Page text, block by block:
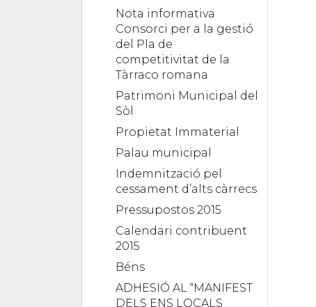
Nota informativa
Consorci per a la gestió
del Pla de
competitivitat de la
Tàrraco romana
Patrimoni Municipal del
Sòl
Propietat Immaterial
Palau municipal
Indemnització pel
cessament d’alts càrrecs
Pressupostos 2015
Calendari contribuent
2015
Béns
ADHESIÓ AL “MANIFEST
DELS ENS LOCALS